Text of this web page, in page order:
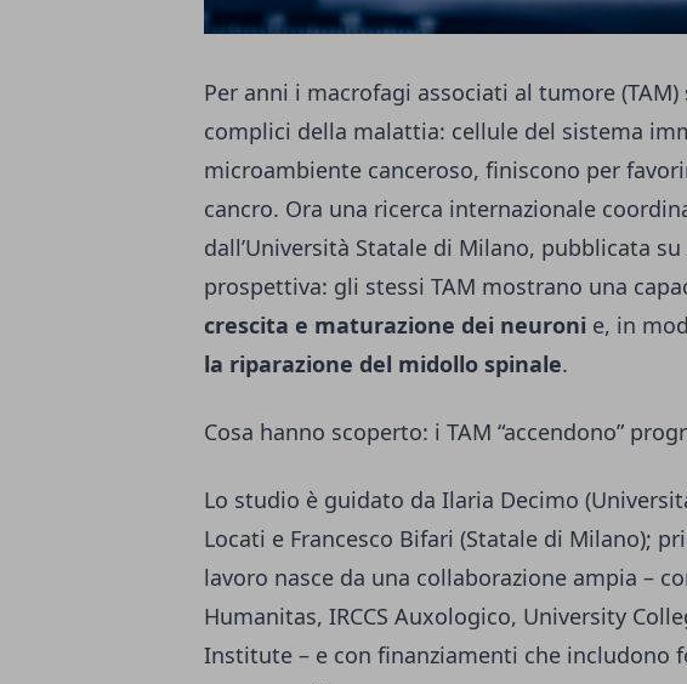
Per anni i macrofagi associati al tumore
complici della malattia: cellule del sistema
microambiente canceroso, finiscono per
cancro. Ora una ricerca internazionale
dall’Università Statale di Milano, pubblicata su
prospettiva: gli stessi TAM mostrano una
crescita e maturazione dei neuroni e, in
la riparazione del midollo spinale.
Cosa hanno scoperto: i TAM “accendono”
Lo studio è guidato da Ilaria Decimo
Locati e Francesco Bifari (Statale di Milano);
lavoro nasce da una collaborazione ampia –
Humanitas, IRCCS Auxologico, University
Institute – e con finanziamenti che includono